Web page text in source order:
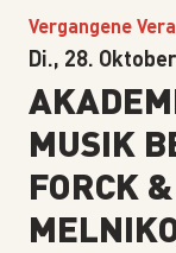
Vergangene
Di., 28.
MUSIK
FORCK